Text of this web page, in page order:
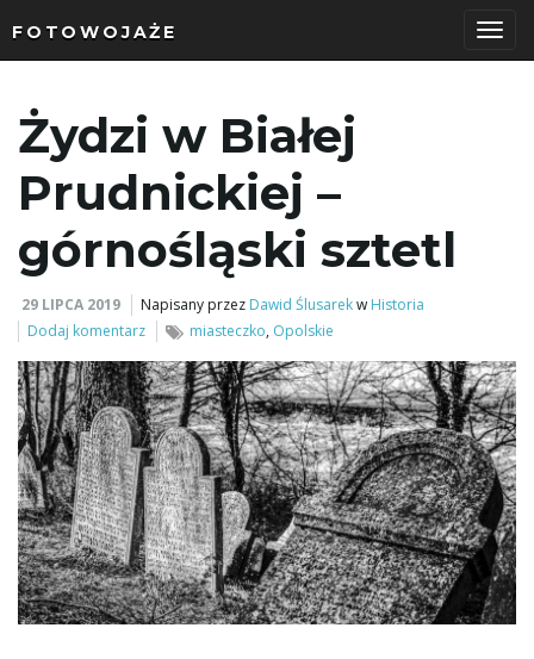
e
ł
ą
FOTOWOJAŻE
Żydzi w Białej
Prudnickiej –
górnośląski sztetl
29 LIPCA 2019 Napisany przez Dawid Ślusarekw Historia
Dodaj komentarz
miasteczko, Opolskie